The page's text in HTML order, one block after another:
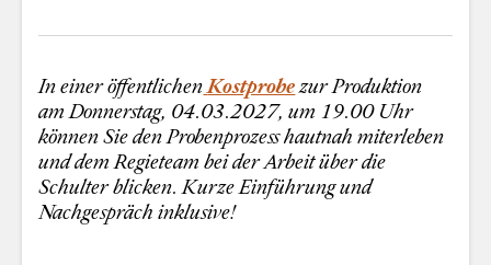
In einer öffentlichenKostprobezur Produktion
am Donnerstag, 04.03.2027, um 19.00 Uhr
können Sie den Probenprozess hautnah miterleben
und dem Regieteam bei der Arbeit über die
Schulter blicken. Kurze Einführung und
Nachgespräch inklusive!